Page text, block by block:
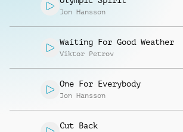
Jon Hansson
Waiting For Good Weather
Viktor Petrov
One For Everybody
Jon Hansson
Cut Back